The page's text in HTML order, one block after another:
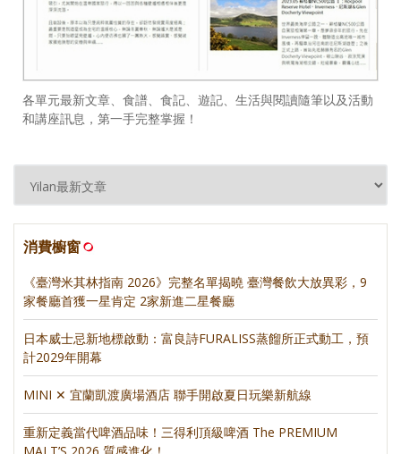
各單元最新文章、食譜、食記、遊記、生活與閱讀隨筆以及活動
和講座訊息，第一手完整掌握！
消費櫥窗
《臺灣米其林指南 2026》完整名單揭曉 臺灣餐飲大放異彩，9
家餐廳首獲一星肯定 2家新進二星餐廳
日本威士忌新地標啟動：富良詩FURALISS蒸餾所正式動工，預
計2029年開幕
MINI ✕ 宜蘭凱渡廣場酒店 聯手開啟夏日玩樂新航線
重新定義當代啤酒品味！三得利頂級啤酒 The PREMIUM